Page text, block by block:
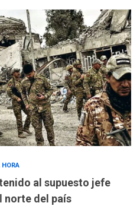
al supuesto jefe
norte del país